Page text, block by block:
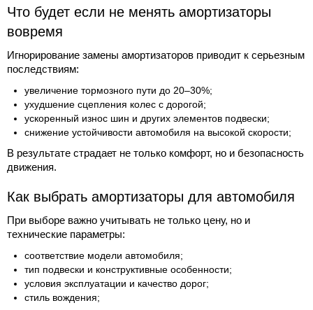
Что будет если не менять амортизаторы
вовремя
Игнорирование замены амортизаторов приводит к серьезным
последствиям:
увеличение тормозного пути до 20–30%;
ухудшение сцепления колес с дорогой;
ускоренный износ шин и других элементов подвески;
снижение устойчивости автомобиля на высокой скорости;
В результате страдает не только комфорт, но и безопасность
движения.
Как выбрать амортизаторы для автомобиля
При выборе важно учитывать не только цену, но и
технические параметры:
соответствие модели автомобиля;
тип подвески и конструктивные особенности;
условия эксплуатации и качество дорог;
стиль вождения;